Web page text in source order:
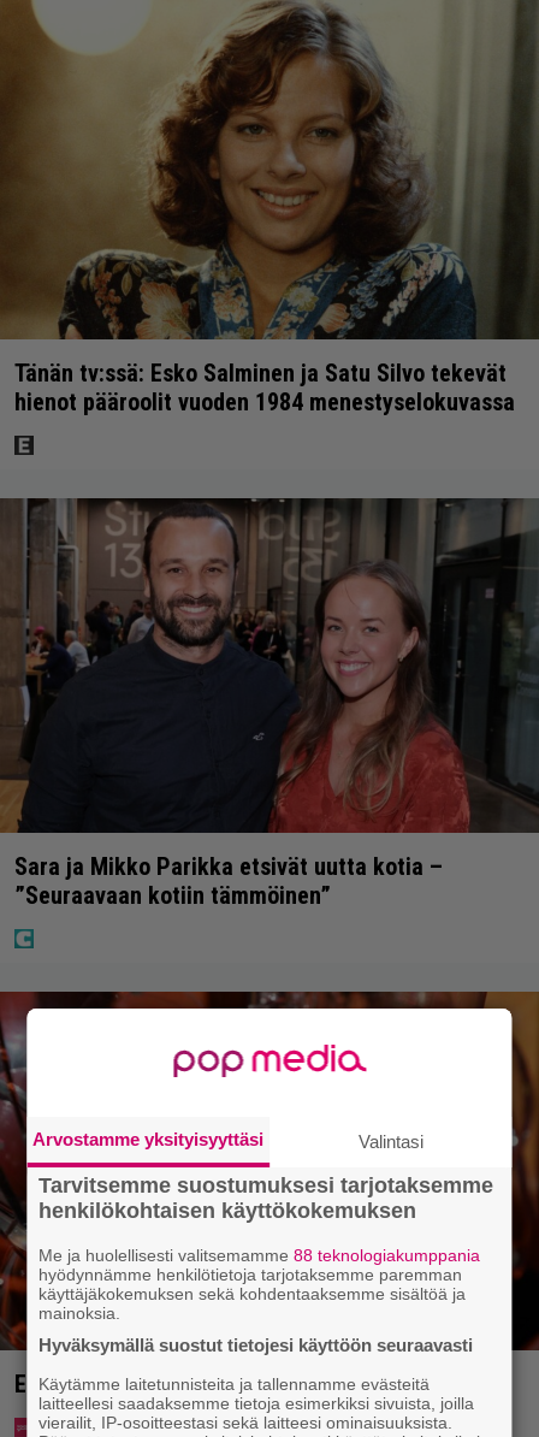
Tänän tv:ssä: Esko Salminen ja Satu Silvo tekevät
hienot pääroolit vuoden 1984 menestyselokuvassa
Sara ja Mikko Parikka etsivät uutta kotia –
”Seuraavaan kotiin tämmöinen”
Eurojackpotista 80 000 euroa Suomeen – tänne
Arvostamme yksityisyyttäsi Valintasi
Tarvitsemme suostumuksesi tarjotaksemme
henkilökohtaisen käyttökokemuksen
Me ja huolellisesti valitsemamme88 teknologiakumppania
hyödynnämme henkilötietoja tarjotaksemme paremman
käyttäjäkokemuksen sekä kohdentaaksemme sisältöä ja
mainoksia.
Hyväksymällä suostut tietojesi käyttöön seuraavasti
Käytämme laitetunnisteita ja tallennamme evästeitä
laitteellesi saadaksemme tietoja esimerkiksi sivuista, joilla
vierailit, IP-osoitteestasi sekä laitteesi ominaisuuksista.